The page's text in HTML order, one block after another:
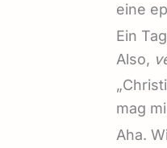
eine
Ein
Also,
mag
Aha.